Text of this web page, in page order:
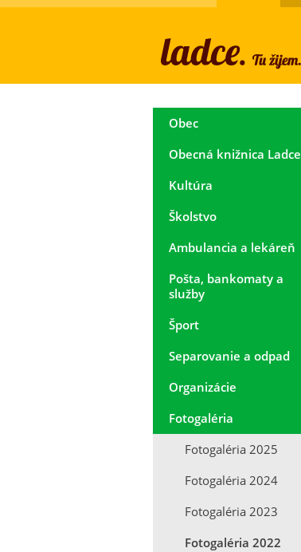
Obec
Obecná knižnica Ladce
Kultúra
Školstvo
Ambulancia a lekáreň
Pošta, bankomaty a
služby
Šport
Separovanie a odpad
Organizácie
Fotogaléria
Fotogaléria 2025
Fotogaléria 2024
Fotogaléria 2023
Fotogaléria 2022